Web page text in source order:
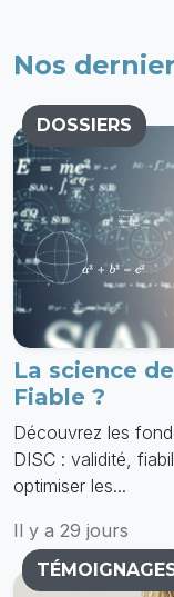
Nos
DOSSIERS
La science
Fiable ?
Découvrez les
DISC : validité,
optimiser les...
Il y a 29 jours